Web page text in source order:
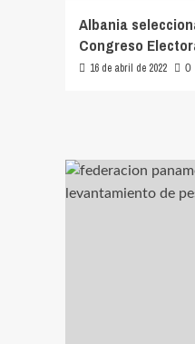
Albania
Congreso
16 de abril de 2022 0